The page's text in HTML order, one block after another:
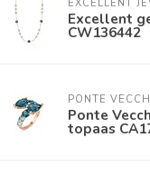
EXCELLENT
Excellent
CW136442
PONTE
Ponte
topaas